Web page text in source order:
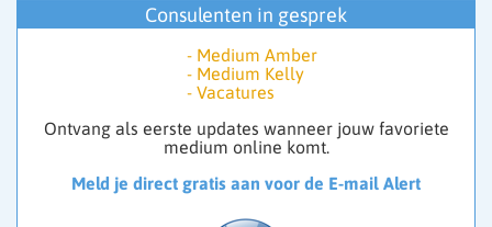
Consulenten in gesprek
- Medium Amber
- Medium Kelly
- Vacatures
Ontvang als eerste updates wanneer jouw favoriete
medium online komt.
Meld je direct gratis aan voor de E-mail Alert